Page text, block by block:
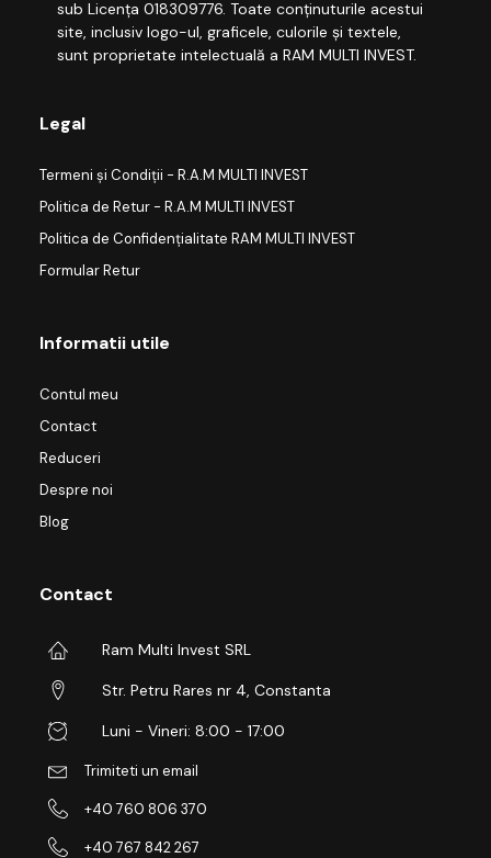
sub Licența 018309776. Toate conținuturile acestui
site, inclusiv logo-ul, graficele, culorile și textele,
sunt proprietate intelectuală a RAM MULTI INVEST.
Legal
Termeni și Condiții - R.A.M MULTI INVEST
Politica de Retur - R.A.M MULTI INVEST
Politica de Confidențialitate RAM MULTI INVEST
Formular Retur
Informatii utile
Contul meu
Contact
Reduceri
Despre noi
Blog
Contact
Ram Multi Invest SRL
Str. Petru Rares nr 4, Constanta
Luni - Vineri: 8:00 - 17:00
Trimiteti un email
+40 760 806 370
+40 767 842 267